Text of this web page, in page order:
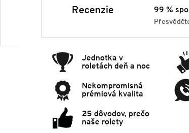
Recenzie 99 %
Jednotka v
roletách deň a noc
Nekompromisná
prémiová kvalita
25 dôvodov, prečo
naše rolety